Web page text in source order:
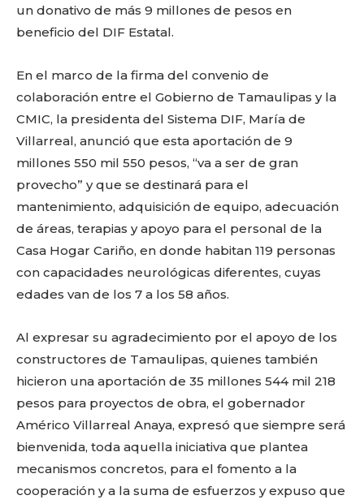
un donativo de más 9 millones de pesos en
beneficio del DIF Estatal.
En el marco de la firma del convenio de
colaboración entre el Gobierno de Tamaulipas y la
CMIC, la presidenta del Sistema DIF, María de
Villarreal, anunció que esta aportación de 9
millones 550 mil 550 pesos, “va a ser de gran
provecho” y que se destinará para el
mantenimiento, adquisición de equipo, adecuación
de áreas, terapias y apoyo para el personal de la
Casa Hogar Cariño, en donde habitan 119 personas
con capacidades neurológicas diferentes, cuyas
edades van de los 7 a los 58 años.
Al expresar su agradecimiento por el apoyo de los
constructores de Tamaulipas, quienes también
hicieron una aportación de 35 millones 544 mil 218
pesos para proyectos de obra, el gobernador
Américo Villarreal Anaya, expresó que siempre será
bienvenida, toda aquella iniciativa que plantea
mecanismos concretos, para el fomento a la
cooperación y a la suma de esfuerzos y expuso que